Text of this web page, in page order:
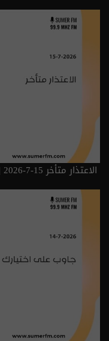
الاعتذار متأخر 15-7-2026 | 2026